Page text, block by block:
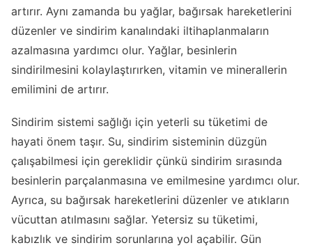
artırır. Aynı zamanda bu yağlar, bağırsak hareketlerini
düzenler ve sindirim kanalındaki iltihaplanmaların
azalmasına yardımcı olur. Yağlar, besinlerin
sindirilmesini kolaylaştırırken, vitamin ve minerallerin
emilimini de artırır.
Sindirim sistemi sağlığı için yeterli su tüketimi de
hayati önem taşır. Su, sindirim sisteminin düzgün
çalışabilmesi için gereklidir çünkü sindirim sırasında
besinlerin parçalanmasına ve emilmesine yardımcı olur.
Ayrıca, su bağırsak hareketlerini düzenler ve atıkların
vücuttan atılmasını sağlar. Yetersiz su tüketimi,
kabızlık ve sindirim sorunlarına yol açabilir. Gün